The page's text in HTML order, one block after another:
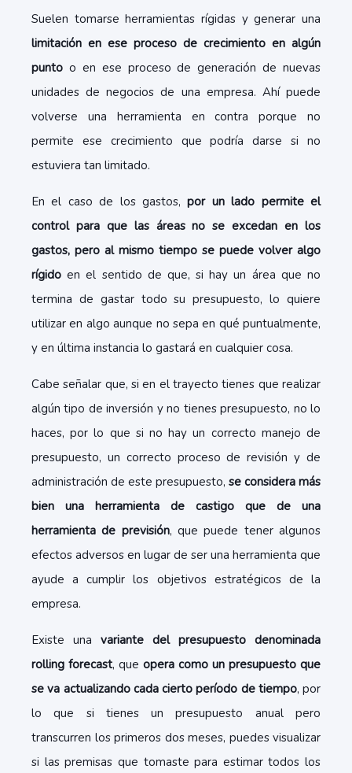
Suelen tomarse herramientas rígidas y generar una
limitación en ese proceso de crecimiento en algún
punto o en ese proceso de generación de nuevas
unidades de negocios de una empresa. Ahí puede
volverse una herramienta en contra porque no
permite ese crecimiento que podría darse si no
estuviera tan limitado.
En el caso de los gastos,por un lado permite el
control para que las áreas no se excedan en los
gastos, pero al mismo tiempo se puede volver algo
rígidoen el sentido de que, si hay un área que no
termina de gastar todo su presupuesto, lo quiere
utilizar en algo aunque no sepa en qué puntualmente,
y en última instancia lo gastará en cualquier cosa.
Cabe señalar que, si en el trayecto tienes que realizar
algún tipo de inversión y no tienes presupuesto, no lo
haces, por lo que si no hay un correcto manejo de
presupuesto, un correcto proceso de revisión y de
administración de este presupuesto, se considera más
bien una herramienta de castigo que de una
herramienta de previsión, que puede tener algunos
efectos adversos en lugar de ser una herramienta que
ayude a cumplir los objetivos estratégicos de la
empresa.
Existe una variante del presupuesto denominada
rolling forecast, que opera como un presupuesto que
se va actualizando cada cierto período de tiempo, por
lo que si tienes un presupuesto anual pero
transcurren los primeros dos meses, puedes visualizar
si las premisas que tomaste para estimar todos los